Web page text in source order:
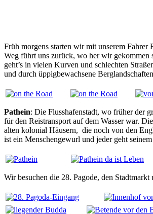
Früh morgens starten wir mit unserem Fahrer
Weg führt uns zurück, wo her wir gekommen
geht’s in vielen Kurven und schlechten
und durch üppigbewachsene
Pathein: Die Flusshafenstadt, wo früher der
für den Reistransport auf dem Wasser war.
alten kolonial Häusern, die noch von den
ist ein Menschengewurl und jeder geht
Wir besuchen die 28. Pagode, den Stadtmarkt